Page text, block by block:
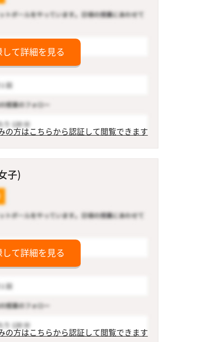
て詳細を見る
の方はこちらから認証して閲覧できます
子)
て詳細を見る
の方はこちらから認証して閲覧できます